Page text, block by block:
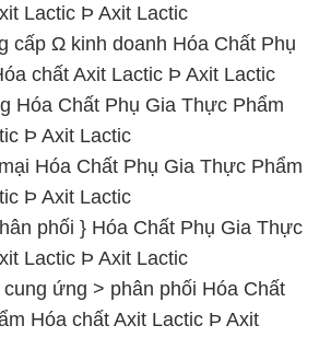
Lactic Þ Axit Lactic
cấp Ω kinh doanh Hóa Chất Phụ
chất Axit Lactic Þ Axit Lactic
Hóa Chất Phụ Gia Thực Phẩm
Þ Axit Lactic
Hóa Chất Phụ Gia Thực Phẩm
Þ Axit Lactic
phối } Hóa Chất Phụ Gia Thực
Lactic Þ Axit Lactic
ứng > phân phối Hóa Chất
Hóa chất Axit Lactic Þ Axit